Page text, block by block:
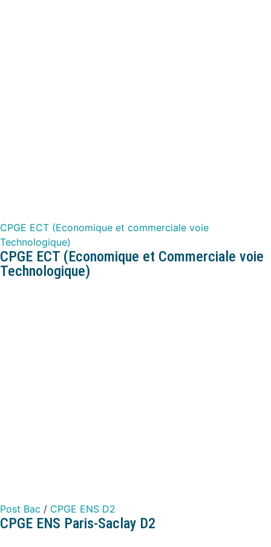
CPGE ECT (Economique et commerciale voie
Technologique)
CPGE ECT (Economique et Commerciale voie
Technologique)
Post Bac / CPGE ENS D2
CPGE ENS Paris-Saclay D2